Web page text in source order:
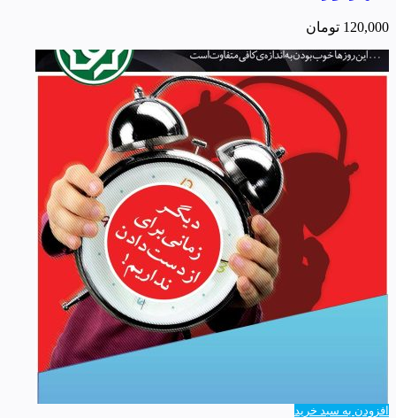
120,000 تومان
افزودن به سبد خرید